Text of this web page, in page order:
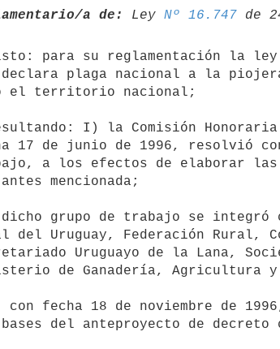
a de: Ley Nº 16.747
declara plaga nacional a la
el territorio nacional;
17 de junio de 1996, resolvió
a los efectos de elaborar las
mencionada;
grupo de trabajo se integró
del Uruguay, Federación Rural,
Uruguayo de la Lana,
de Ganadería, Agricultura y
fecha 18 de noviembre de
del anteproyecto de decreto